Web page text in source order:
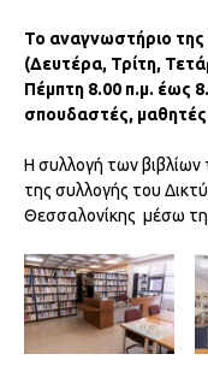
Το αναγνωστήριο της
(Δευτέρα, Τρίτη,
Πέμπτη 8.00 π.μ. έως
σπουδαστές, μαθητές
Η συλλογή των
της συλλογής του
Θεσσαλονίκης μέσω